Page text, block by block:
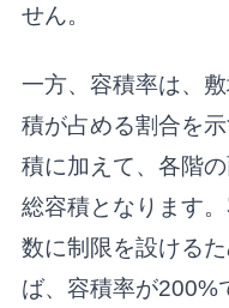
せん。
一方、容積率は、
積が占める割合を
積に加えて、各階
総容積となります
数に制限を設ける
ば、容積率が200%